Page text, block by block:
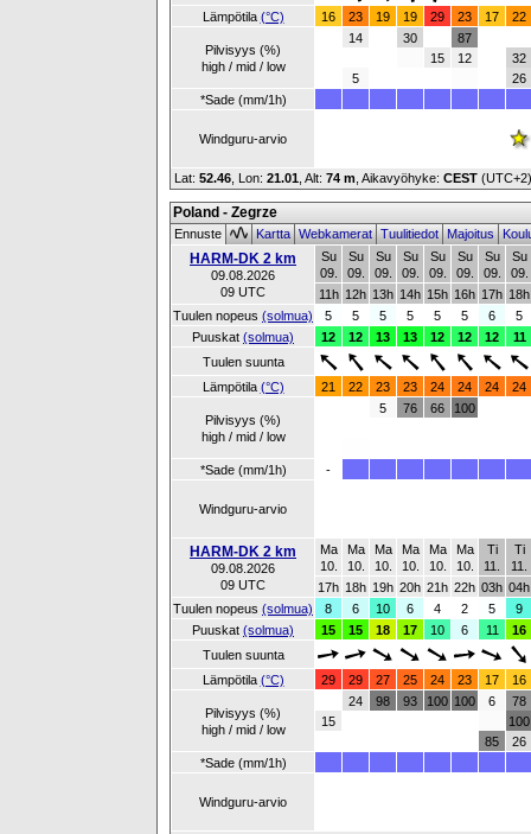
Lämpötila (°C) 16 23 19 19 29 23 17 22
Pilvisyys (%)
high / mid / low
14
5
30
15
87
12
32
26
*Sade (mm/1h)
Windguru-arvio
Lat: 52.46 , Lon: 21.01 Alt: 74 m , Aikavyöhyke: CEST
Poland - Zegrze
Ennuste KarttaWebkameratTuulitiedotMajoitus
HARM-DK 2 km
09.08.2026
09 UTC
Su
09.
Su
09.
Su
09.
Su
09.
Su
09.
Su
09.
Su
09.
Su
09.
11h 12h 13h 14h 15h 16h 17h 18h
Tuulen nopeus (solmua) 5 5 5 5 5 5 6
5
Puuskat (solmua) 12 12 13 13 12 12 12
11
Tuulen suunta
Lämpötila (°C) 21 22 23 23 24 24 24 24
Pilvisyys (%)
high / mid / low
5 76 66 100
*Sade (mm/1h) -
Windguru-arvio
HARM-DK 2 km
09.08.2026
09 UTC
Ma
10.
Ma
10.
Ma
10.
Ma
10.
Ma
10.
Ma
10.
Ti
11.
Ti
11.
17h 18h 19h 20h 21h 22h 03h 04h
Tuulen nopeus (solmua) 8 6 10 6 4 2 5
9
Puuskat (solmua) 15 15 18 17 10 6 11
16
Tuulen suunta
Lämpötila (°C) 29 29 27 25 24 23 17 16
Pilvisyys (%)
high / mid / low
15
24 98 93 100 100 6
85
78
100
26
*Sade (mm/1h)
Windguru-arvio